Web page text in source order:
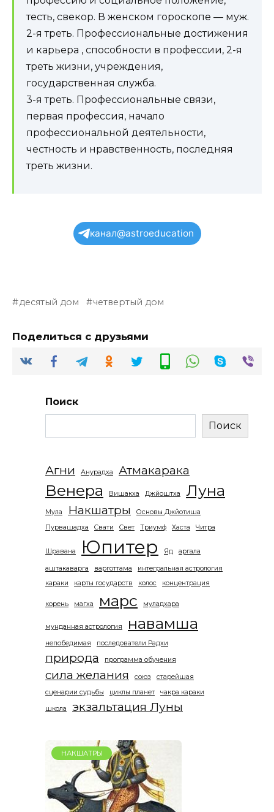
тесть, свекор. В женском гороскопе — муж.
2-я треть. Профессиональные достижения
и карьера , способности в профессии, 2-я
треть жизни, учреждения,
государственная служба.
3-я треть. Профессиональные связи,
первая профессия, начало
профессиональной деятельности,
честность и нравственность, последняя
треть жизни.
канал@astroeducation
десятый дом четвертый дом
Поделиться с друзьями
Поиск
Поиск
Агни Анурадха Атмакарака
Венера Вишакха Джйоштха Луна
Мула Накшатры
Основы Джйотиша
Пурвашадха
Свати Свет Триумф Хаста Читра
Шравана Юпитер Яд аргала
аштакаварга варготтама
интегральная астрология
караки
карты государств колос концентрация
корень магха марс муладхара
мунданная астрология навамша
непобедимая последователи Радхи
природа программа обучения
сила желания союз
старейшая
сценарии судьбы
циклы планет чакра караки
школа экзальтация Луны
НАКШАТРЫ